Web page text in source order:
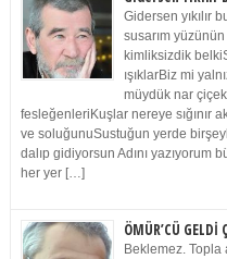
Gidersen yıkılır
susarım
kimliksizdik
ışıklarBiz mi
müydük nar
fesleğenleriKuşlar nereye sığınır
ve soluğunuSustuğun yerde
dalıp gidiyorsun Adını yazıyorum
her yer […]
ÖMÜR’CÜ
Beklemez. Topla